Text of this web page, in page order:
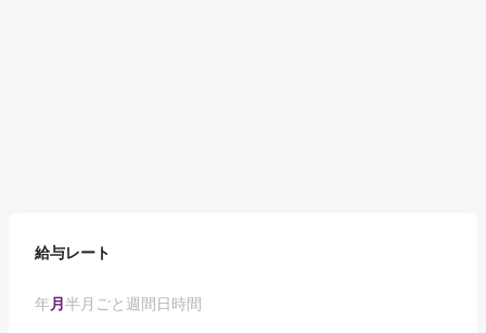
給与レート
年月半月ごと週間日時間